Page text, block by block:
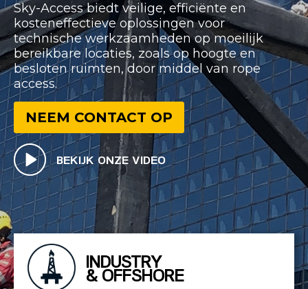
Sky-Access biedt veilige, efficiënte en
kosteneffectieve oplossingen voor
technische werkzaamheden op moeilijk
bereikbare locaties, zoals op hoogte en
besloten ruimten, door middel van rope
access.
NEEM CONTACT OP
BEKIJK ONZE VIDEO
INDUSTRY
& OFFSHORE